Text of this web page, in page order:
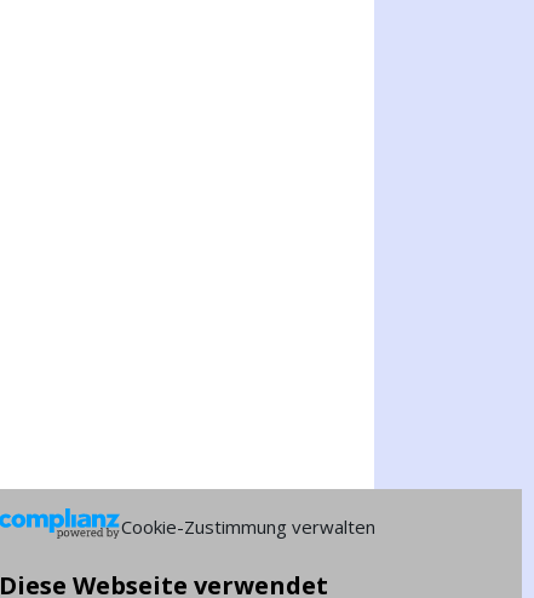
Cookie-Zustimmung verwalten
Diese Webseite verwendet